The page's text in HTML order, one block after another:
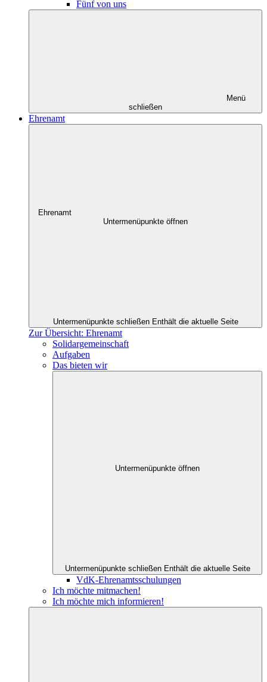
Fünf von uns
Menü
schließen
Ehrenamt
Ehrenamt
Untermenüpunkte öffnen
Untermenüpunkte schließen Enthält die aktuelle Seite
Zur Übersicht: Ehrenamt
Solidargemeinschaft
Aufgaben
Das bieten wir
Untermenüpunkte öffnen
Untermenüpunkte schließen Enthält die aktuelle Seite
VdK-Ehrenamtsschulungen
Ich möchte mitmachen!
Ich möchte mich informieren!